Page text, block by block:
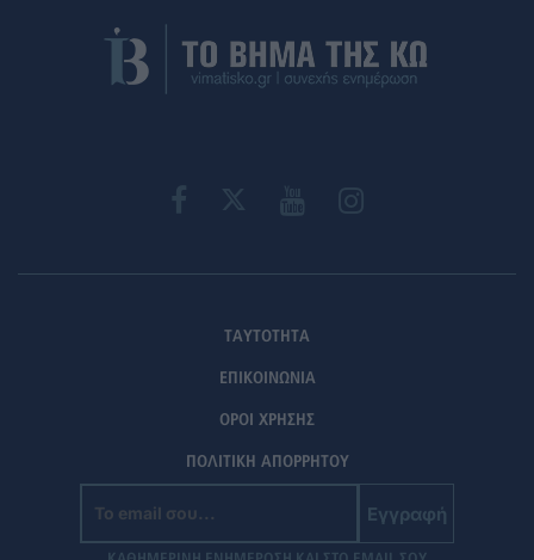
ΤΑΥΤΟΤΗΤΑ
ΕΠΙΚΟΙΝΩΝΙΑ
ΟΡΟΙ ΧΡΗΣΗΣ
ΠΟΛΙΤΙΚΗ ΑΠΟΡΡΗΤΟΥ
Εγγραφή